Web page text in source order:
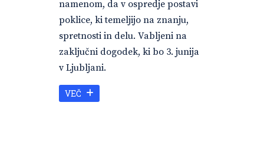
namenom, da v ospredje postavi
poklice, ki temeljijo na znanju,
spretnosti in delu. Vabljeni na
zaključni dogodek, ki bo 3. junija
v Ljubljani.
VEČ